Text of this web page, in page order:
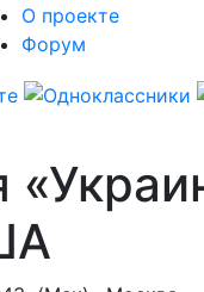
О проекте
Форум